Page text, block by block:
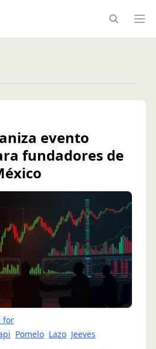
evento
fundadores de
for
Pomelo Lazo Jeeves